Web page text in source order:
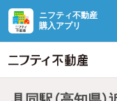
ニフティ不動産
購入アプリ